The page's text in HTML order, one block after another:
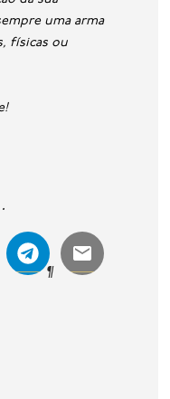
uma arma
físicas ou